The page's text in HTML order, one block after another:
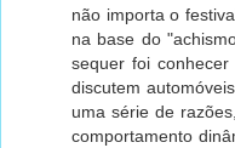
não importa o
na base do
sequer foi
discutem
uma série de
comportamento